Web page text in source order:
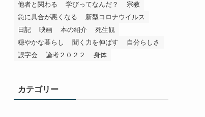
他者と関わる
学びってなんだ？
宗教
急に具合が悪くなる
新型コロナウイルス
日記
映画 本の紹介
死生観
穏やかな暮らし
聞く力を伸ばす
自分らしさ
誤字会
論考２０２２ 身体
カテゴリー